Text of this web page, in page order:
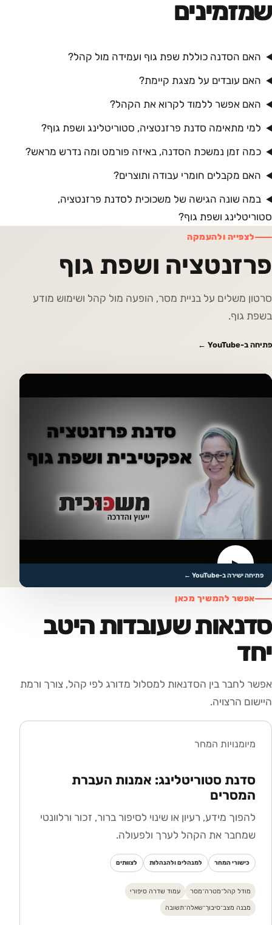
שמזמינים
האם הסדנה כוללת שפת גוף ועמידה מול קהל?
האם עובדים על מצגת קיימת?
האם אפשר ללמוד לקרוא את הקהל?
למי מתאימה סדנת פרזנטציה, סטוריטלינג ושפת גוף?
כמה זמן נמשכת הסדנה, באיזה פורמט ומה נדרש מראש?
האם מקבלים חומרי עבודה ותוצרים?
במה שונה הגישה של משכוכית לסדנת פרזנטציה,
סטוריטלינג ושפת גוף?
לצפייה ולהעמקה
פרזנטציה ושפת גוף
סרטון משלים על בניית מסר, הופעה מול קהל ושימוש מודע
בשפת גוף.
פתיחה ב-YouTube ←
▶
פתיחה ישירה ב-YouTube ←
אפשר להמשיך מכאן
סדנאות שעובדות היטב
יחד
אפשר לחבר בין הסדנאות למסלול מדורג לפי קהל, צורך ורמת
היישום הרצויה.
מיומנויות המחר
סדנת סטוריטלינג: אמנות העברת
המסרים
להפוך מידע, רעיון או שינוי לסיפור ברור, זכור ורלוונטי
שמחבר את הקהל לערך ולפעולה.
כישורי המחר למנהלים ולהנהלות לצוותים
מודל קהל־מטרה־מסר עמוד שדרה סיפורי
מבנה מצב־סיבוך־שאלה־תשובה